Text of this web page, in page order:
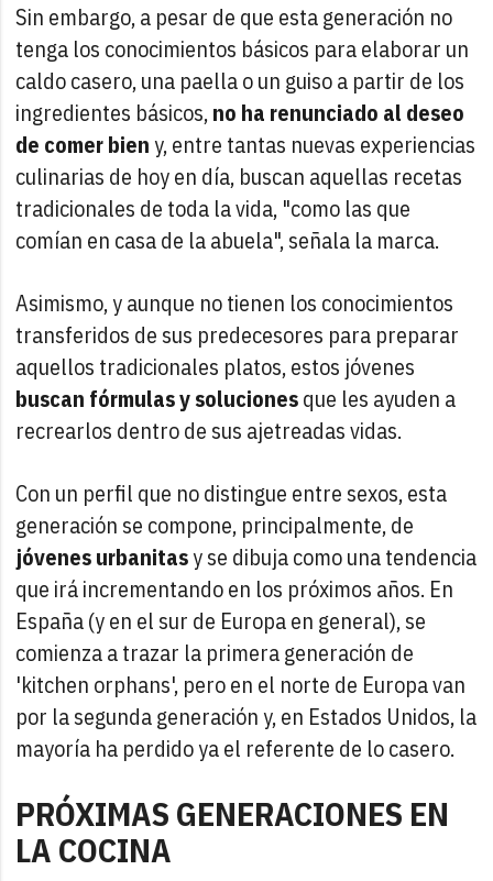
Sin embargo, a pesar de que esta generación no
tenga los conocimientos básicos para elaborar un
caldo casero, una paella o un guiso a partir de los
ingredientes básicos,no ha renunciado al deseo
de comer bieny, entre tantas nuevas experiencias
culinarias de hoy en día, buscan aquellas recetas
tradicionales de toda la vida, "como las que
comían en casa de la abuela", señala la marca.
Asimismo, y aunque no tienen los conocimientos
transferidos de sus predecesores para preparar
aquellos tradicionales platos, estos jóvenes
buscan fórmulas y solucionesque les ayuden a
recrearlos dentro de sus ajetreadas vidas.
Con un perfil que no distingue entre sexos, esta
generación se compone, principalmente, de
jóvenes urbanitasy se dibuja como una tendencia
que irá incrementando en los próximos años. En
España (y en el sur de Europa en general), se
comienza a trazar la primera generación de
'kitchen orphans', pero en el norte de Europa van
por la segunda generación y, en Estados Unidos, la
mayoría ha perdido ya el referente de lo casero.
PRÓXIMAS GENERACIONES EN
LA COCINA